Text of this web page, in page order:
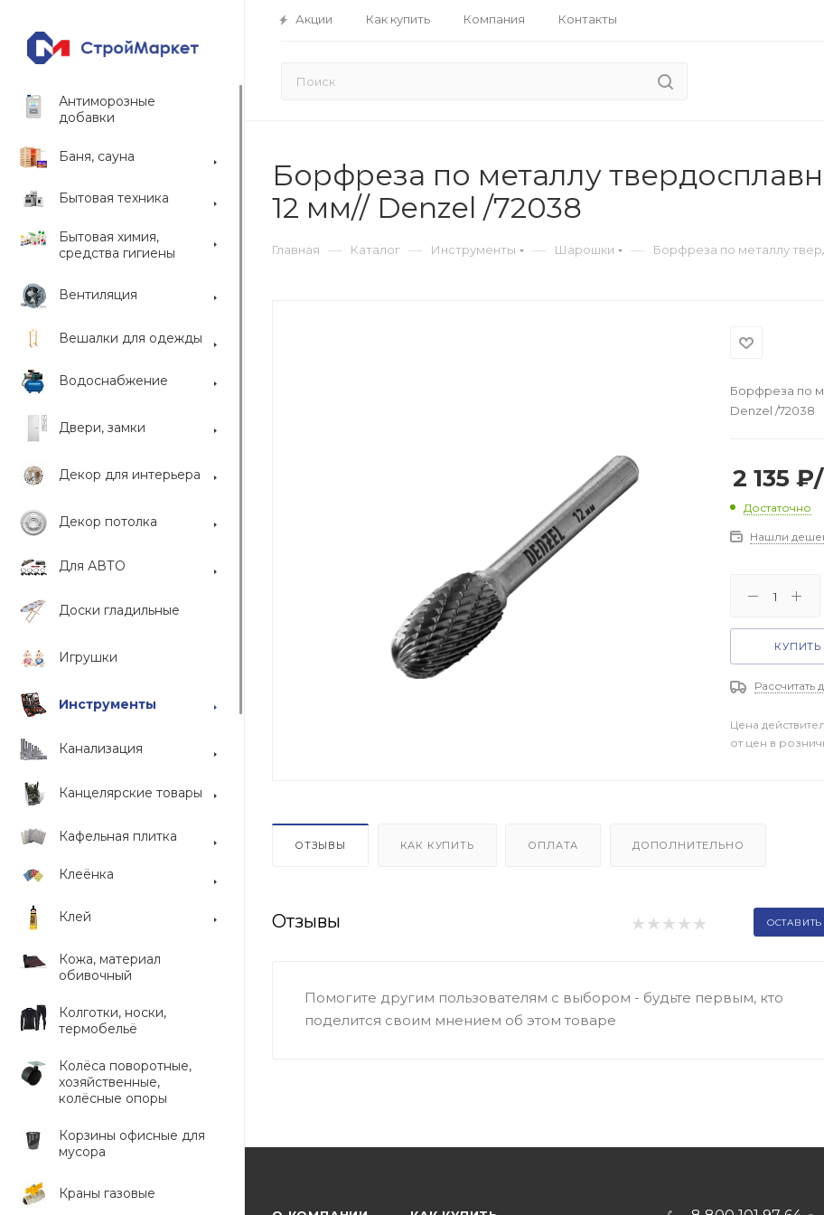
Акции Как купить Компания Контакты
Антиморозные
добавки
Баня, сауна
Бытовая техника
Бытовая химия,
средства гигиены
Вентиляция
Вешалки для одежды
Водоснабжение
Двери, замки
Декор для интерьера
Декор потолка
Для АВТО
Доски гладильные
Игрушки
Инструменты
Канализация
Канцелярские товары
Кафельная плитка
Клеёнка
Клей
Кожа, материал
обивочный
Колготки, носки,
термобельё
Колёса поворотные,
хозяйственные,
колёсные опоры
Корзины офисные для
мусора
Краны газовые
Борфреза по металлу
12 мм// Denzel /72038
Главная — Каталог — Инструменты — Шарошки — Борфреза по металлу
Борфреза по
Denzel /72038
2 135 ₽
Достаточно
Нашли
КУПИТЬ
Рассчитать
Цена
от цен в
ОТЗЫВЫ КАК КУПИТЬ ОПЛАТА ДОПОЛНИТЕЛЬНО
Отзывы
Помогите другим пользователям с выбором - будьте первым, кто
поделится своим мнением об этом товаре